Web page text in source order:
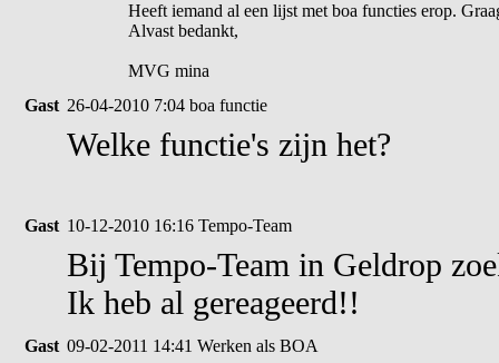
Heeft iemand al een lijst met boa functies erop.
Alvast bedankt,
MVG mina
Gast 26-04-2010 7:04 boa functie
Welke functie's zijn het?
Gast 10-12-2010 16:16 Tempo-Team
Bij Tempo-Team in Geldrop
Ik heb al gereageerd!!
Gast 09-02-2011 14:41 Werken als BOA